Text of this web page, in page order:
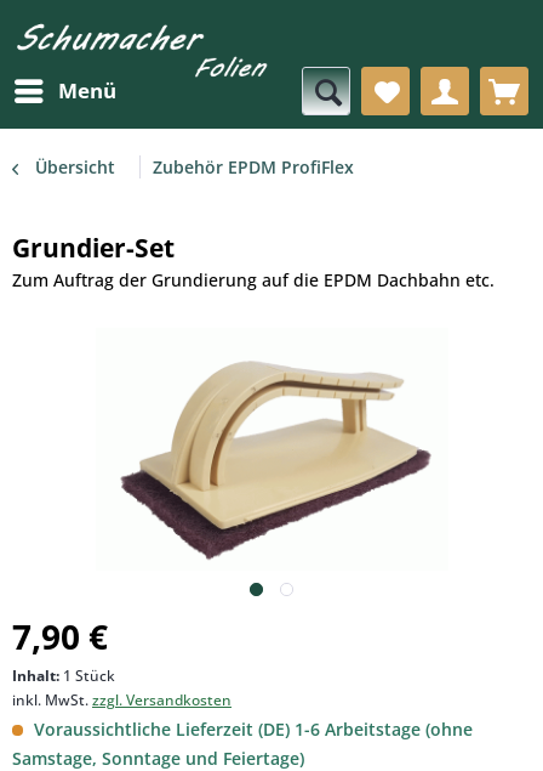
Menü
Übersicht Zubehör EPDM ProfiFlex
Grundier-Set
Zum Auftrag der Grundierung auf die EPDM Dachbahn etc.
7,90 €
Inhalt: 1 Stück
inkl. MwSt.zzgl. Versandkosten
Voraussichtliche Lieferzeit (DE) 1-6 Arbeitstage (ohne
Samstage, Sonntage und Feiertage)